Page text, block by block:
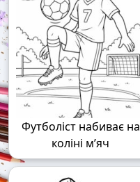
Футболіст набиває на
коліні м’яч